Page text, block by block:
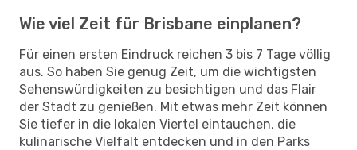
Wie viel Zeit für Brisbane einplanen?
Für einen ersten Eindruck reichen 3 bis 7 Tage völlig
aus. So haben Sie genug Zeit, um die wichtigsten
Sehenswürdigkeiten zu besichtigen und das Flair
der Stadt zu genießen. Mit etwas mehr Zeit können
Sie tiefer in die lokalen Viertel eintauchen, die
kulinarische Vielfalt entdecken und in den Parks